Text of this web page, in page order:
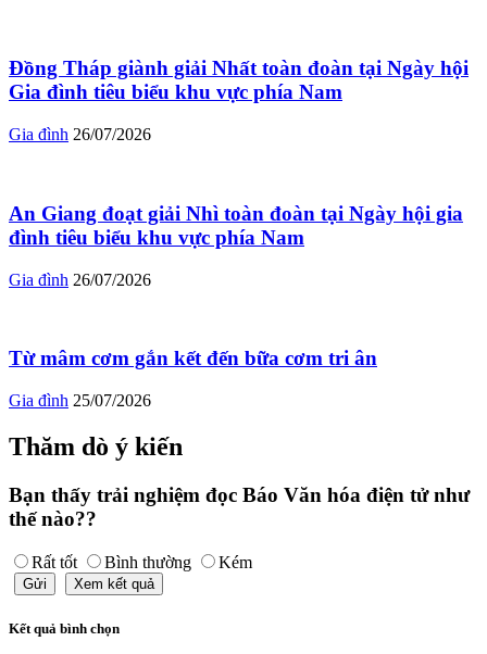
Đồng Tháp giành giải Nhất toàn đoàn tại Ngày hội
Gia đình tiêu biểu khu vực phía Nam
Gia đình 26/07/2026
An Giang đoạt giải Nhì toàn đoàn tại Ngày hội gia
đình tiêu biểu khu vực phía Nam
Gia đình 26/07/2026
Từ mâm cơm gắn kết đến bữa cơm tri ân
Gia đình 25/07/2026
Thăm dò ý kiến
Bạn thấy trải nghiệm đọc Báo Văn hóa điện tử như
thế nào??
Rất tốt Bình thường Kém
Gửi Xem kết quả
Kết quả bình chọn